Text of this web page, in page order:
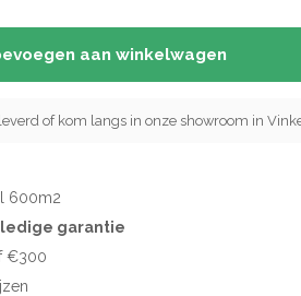
aan winkelwagen
of kom langs in onze showroom in
600m2
garantie
€300